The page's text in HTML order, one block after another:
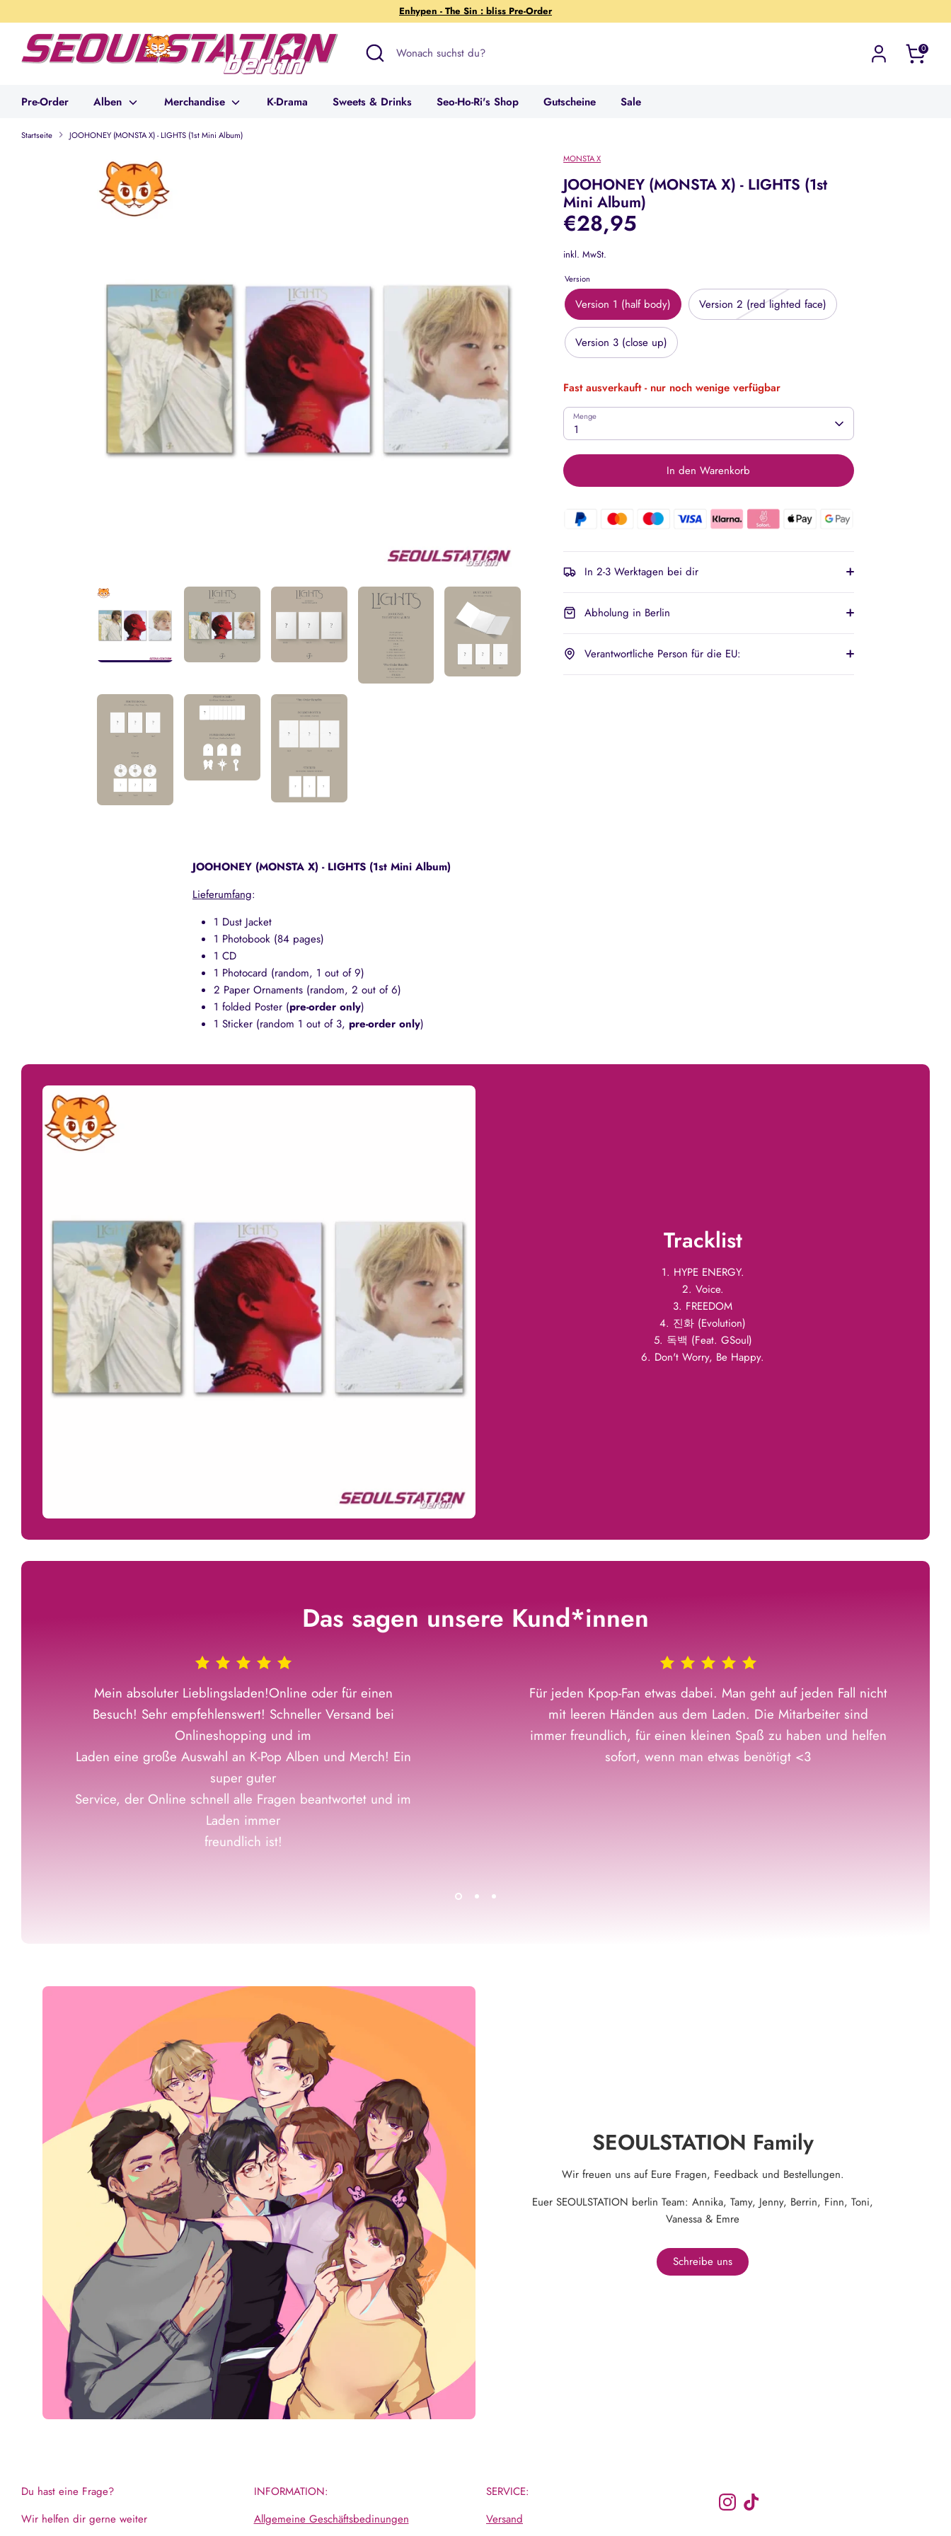
zum
Enhypen - The Sin : bliss Pre-Order
Suchen
Wonach
suchst
0
Pre-Order Alben Merchandise K-Drama Sweets & Drinks Seo-Ho-Ri's Shop Gutscheine Sale
Startseite JOOHONEY (MONSTA X) - LIGHTS (1st Mini Album)
MONSTA X
JOOHONEY (MONSTA X) - LIGHTS (1st
Mini Album)
€28,95
inkl. MwSt.
Version
Version 1 (half body) Version 2 (red lighted face)
Version 3 (close up)
Fast ausverkauft - nur noch wenige verfügbar
Menge
1
In den Warenkorb
In 2-3 Werktagen bei dir
Abholung in Berlin
Verantwortliche Person für die EU:
JOOHONEY (MONSTA X) - LIGHTS (1st Mini Album)
Lieferumfang:
1 Dust Jacket
1 Photobook (84 pages)
1 CD
1 Photocard (random, 1 out of 9)
2 Paper Ornaments (random, 2 out of 6)
1 folded Poster (pre-order only)
1 Sticker (random 1 out of 3, pre-order only)
Tracklist
1. HYPE ENERGY.
2. Voice.
3. FREEDOM
4. 진화 (Evolution)
5. 독백 (Feat. GSoul)
6. Don't Worry, Be Happy.
Das sagen unsere Kund*innen
Mein absoluter Lieblingsladen!Online oder für einen
Besuch! Sehr empfehlenswert! Schneller Versand bei
Onlineshopping und im
Laden eine große Auswahl an K-Pop Alben und Merch! Ein
super guter
Service, der Online schnell alle Fragen beantwortet und im
Laden immer
freundlich ist!
Für jeden Kpop-Fan etwas dabei. Man geht auf jeden Fall nicht
mit leeren Händen aus dem Laden. Die Mitarbeiter sind
immer freundlich, für einen kleinen Spaß zu haben und helfen
sofort, wenn man etwas benötigt <3
SEOULSTATION Family
Wir freuen uns auf Eure Fragen, Feedback und Bestellungen.
Euer SEOULSTATION berlin Team: Annika, Tamy, Jenny, Berrin, Finn, Toni,
Vanessa & Emre
Schreibe uns
Du hast eine Frage?
Wir helfen dir gerne weiter
INFORMATION:
Allgemeine Geschäftsbedinungen
SERVICE:
Versand